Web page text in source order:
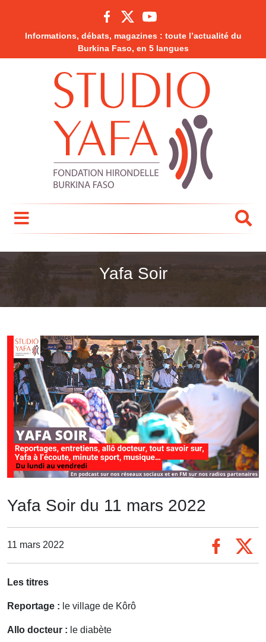
Informations, débats, magazines : toute l’actualité du
Burkina Faso, en 5 langues
Yafa Soir
Yafa Soir du 11 mars 2022
11 mars 2022
Les titres
Reportage : le village de Kôrô
Allo docteur : le diabète